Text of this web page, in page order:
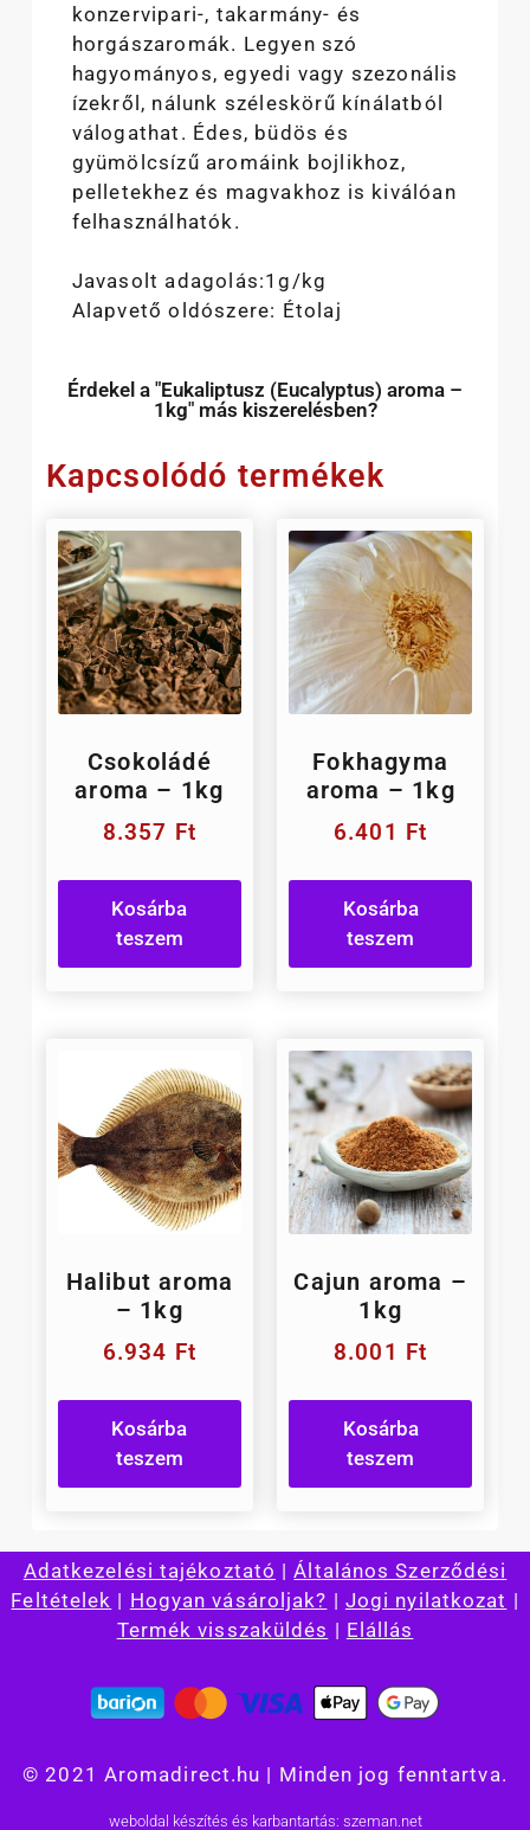
konzervipari-, takarmány- és
horgászaromák. Legyen szó
hagyományos, egyedi vagy szezonális
ízekről, nálunk széleskörű kínálatból
válogathat. Édes, büdös és
gyümölcsízű aromáink bojlikhoz,
pelletekhez és magvakhoz is kiválóan
felhasználhatók.
Javasolt adagolás:1g/kg
Alapvető oldószere: Étolaj
Érdekel a "Eukaliptusz (Eucalyptus) aroma –
1kg" más kiszerelésben?
Kapcsolódó termékek
Csokoládé
aroma – 1kg
8.357 Ft
Kosárba
teszem
Fokhagyma
aroma – 1kg
6.401 Ft
Kosárba
teszem
Halibut aroma
– 1kg
6.934 Ft
Kosárba
teszem
Cajun aroma –
1kg
8.001 Ft
Kosárba
teszem
Adatkezelési tajékoztató |Általános Szerződési
Feltételek | Hogyan vásároljak? | Jogi nyilatkozat |
Termék visszaküldés | Elállás
© 2021 Aromadirect.hu | Minden jog fenntartva.
weboldal készítés és karbantartás: szeman.net